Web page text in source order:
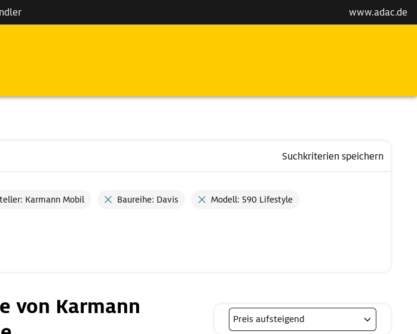
www.adac.de
Suchkriterien speichern
Karmann Mobil Baureihe: Davis Modell: 590 Lifestyle
von Karmann